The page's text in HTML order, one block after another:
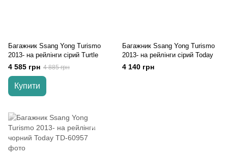
Багажник Ssang Yong Turismo
2013- на рейлінги cірий Turtle
4 585 грн 4 885 грн
Купити
Багажник Ssang Yong Turismo
2013- на рейлінги сірий Today
4 140 грн